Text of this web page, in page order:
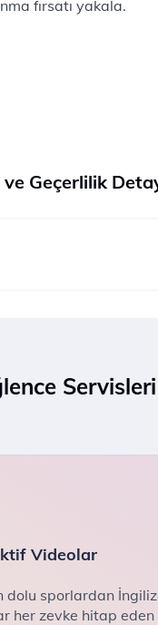
fırsatı yakala.
Geçerlilik
Servisleri
Videolar
dolu sporlardan
her zevke hitap eden